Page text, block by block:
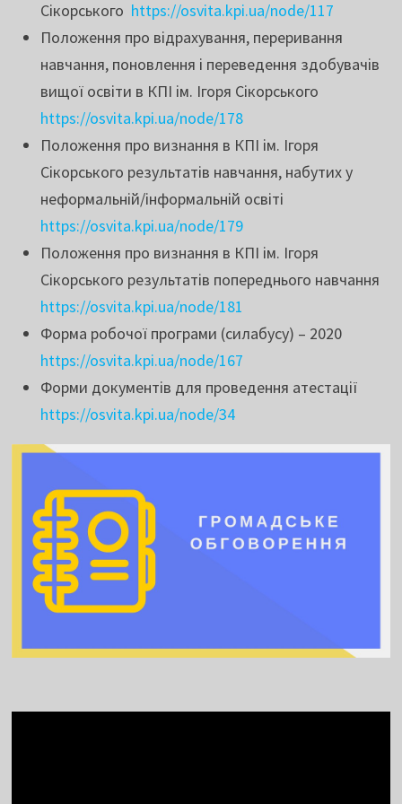
Сікорського https://osvita.kpi.ua/node/117
Положення про відрахування, переривання
навчання, поновлення і переведення здобувачів
вищої освіти в КПІ ім. Ігоря Сікорського
https://osvita.kpi.ua/node/178
Положення про визнання в КПІ ім. Ігоря
Сікорського результатів навчання, набутих у
неформальній/інформальній освіті
https://osvita.kpi.ua/node/179
Положення про визнання в КПІ ім. Ігоря
Сікорського результатів попереднього навчання
https://osvita.kpi.ua/node/181
Форма робочої програми (силабусу) – 2020
https://osvita.kpi.ua/node/167
Форми документів для проведення атестації
https://osvita.kpi.ua/node/34